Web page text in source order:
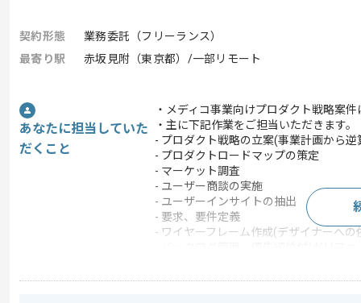
契約形態
業務委託（フリーランス）
最寄り駅
赤坂見附（東京都）/一部リモート
あなたに担当していた
だくこと
・メディコ事業向けプロダクト戦略案
・主に下記作業をご担当いただきます。
- プロダクト戦略の立案(事業計画から
- プロダクトロードマップの策定
- マーケット調査
- ユーザー商談の実施
- ユーザーインサイトの抽出
- 要求、要件定義
- ワイヤーフレーム作成(デザイナーへの
- リリース判定(受け入れ確認)